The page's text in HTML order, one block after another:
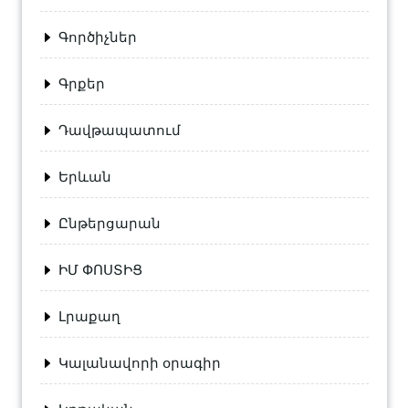
Գործիչներ
Գրքեր
Դավթապատում
Երևան
Ընթերցարան
ԻՄ ՓՈՍՏԻՑ
Լրաքաղ
Կալանավորի օրագիր